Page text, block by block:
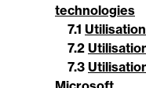
technologies
7.1
7.2
7.3